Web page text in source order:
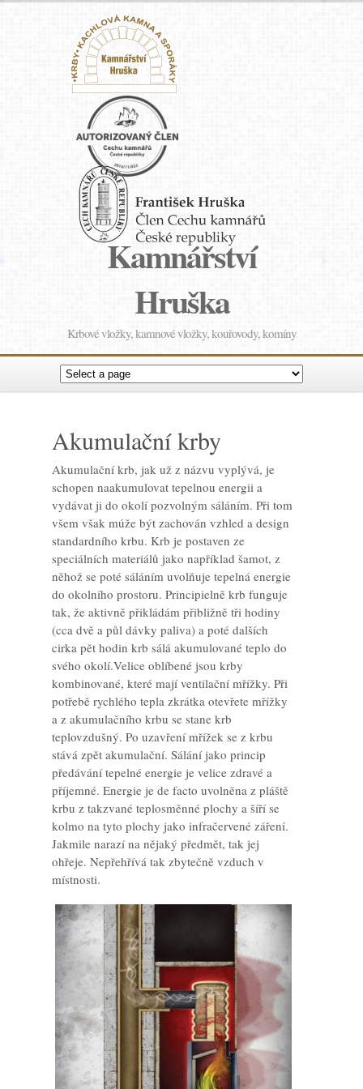
Kamnářství
Hruška
Krbové vložky, kamnové vložky, kouřovody, komíny
Akumulační krby
Akumulační krb, jak už z názvu vyplývá, je
schopen naakumulovat tepelnou energii a
vydávat ji do okolí pozvolným sáláním. Při tom
všem však múže být zachován vzhled a design
standardního krbu. Krb je postaven ze
speciálních materiálů jako například šamot, z
něhož se poté sáláním uvolňuje tepelná energie
do okolního prostoru. Principielně krb funguje
tak, že aktivně přikládám přibližně tři hodiny
(cca dvě a půl dávky paliva) a poté dalších
cirka pět hodin krb sálá akumulované teplo do
svého okolí.Velice oblíbené jsou krby
kombinované, které mají ventilační mřížky. Při
potřebě rychlého tepla zkrátka otevřete mřížky
a z akumulačního krbu se stane krb
teplovzdušný. Po uzavření mřížek se z krbu
stává zpět akumulační. Sálání jako princip
předávání tepelné energie je velice zdravé a
příjemné. Energie je de facto uvolněna z pláště
krbu z takzvané teplosměnné plochy a šíří se
kolmo na tyto plochy jako infračervené záření.
Jakmile narazí na nějaký předmět, tak jej
ohřeje. Nepřehřívá tak zbytečně vzduch v
místnosti.